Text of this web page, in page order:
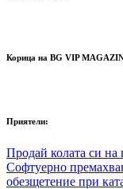
Корица на BG VIP
Приятели:
Продай колата си на
Софтуерно
обезщетение при